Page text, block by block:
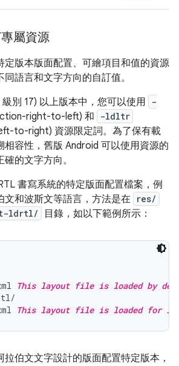
屬資源
定版本版面配置、可繪項目和值的資源
語言和文字方向的自訂值。
別 17) 以上版本中，您可以使用
-
right-to-left) 和 -ldltr
to-right) 資源限定詞。為了保有載
相容性，舊版 Android 可以使用資源的
的文字方向。
書寫系統的特定版面配置檔案，例
文和波斯文等語言，方法是在 res/
ldrtl/ 目錄，如以下範例所示：
This layout file is loaded by
This layout file is loaded for
伯文文字設計的版面配置特定版本，